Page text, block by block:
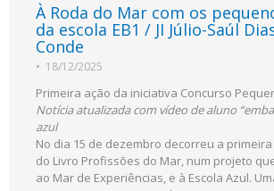
À Roda do Mar com os
da escola EB1 / JI Júlio-Saúl
Conde
• 18/12/2025
Primeira ação da iniciativa Concurso
Notícia atualizada com vídeo de aluno
azul
No dia 15 de dezembro decorreu a
do Livro Profissões do Mar, num projeto
ao Mar de Experiências, e à Escola Azul.